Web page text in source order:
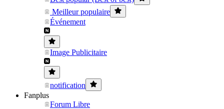
Meilleur populaire
Événement
Image Publicitaire
notification
Fanplus
Forum Libre